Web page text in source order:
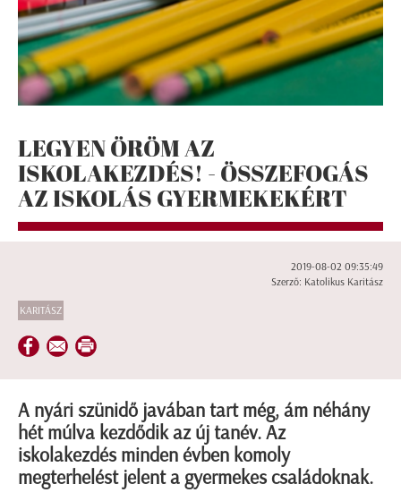
LEGYEN ÖRÖM AZ
ISKOLAKEZDÉS! - ÖSSZEFOGÁS
AZ ISKOLÁS GYERMEKEKÉRT
2019-08-02 09:35:49
Szerző: Katolikus Karitász
KARITÁSZ
A nyári szünidő javában tart még, ám néhány
hét múlva kezdődik az új tanév. Az
iskolakezdés minden évben komoly
megterhelést jelent a gyermekes családoknak.